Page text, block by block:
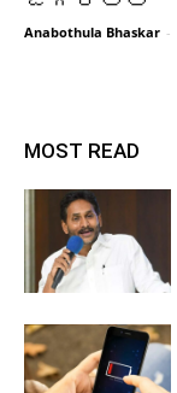
Anabothula Bhaskar -
MOST READ